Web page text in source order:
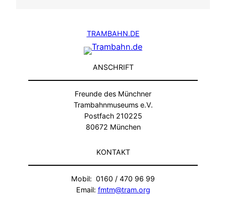
TRAMBAHN.DE
ANSCHRIFT
Freunde des Münchner
Trambahnmuseums e.V.
Postfach 210225
80672 München
KONTAKT
Mobil: 0160 / 470 96 99
Email: fmtm@tram.org